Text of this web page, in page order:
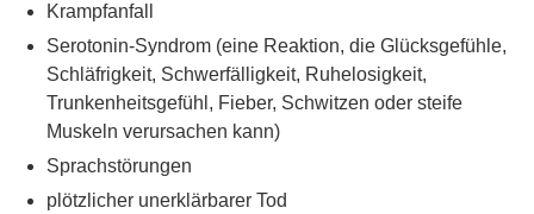
Krampfanfall
Serotonin-Syndrom (eine Reaktion, die Glücksgefühle,
Schläfrigkeit, Schwerfälligkeit, Ruhelosigkeit,
Trunkenheitsgefühl, Fieber, Schwitzen oder steife
Muskeln verursachen kann)
Sprachstörungen
plötzlicher unerklärbarer Tod